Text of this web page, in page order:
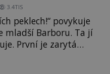
3.4TIS
peklech!“ povykuje
mladší Barboru. Ta jí
První je zarytá
kališnice. A každá z
slavného hradu